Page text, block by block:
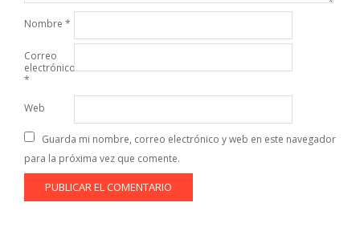
Nombre *
Correo
electrónico
*
Web
Guarda mi nombre, correo electrónico y web en este navegador
para la próxima vez que comente.